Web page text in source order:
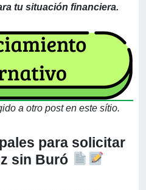
tu situación financiera.
a otro post en este sítio.
para solicitar
sin Buró